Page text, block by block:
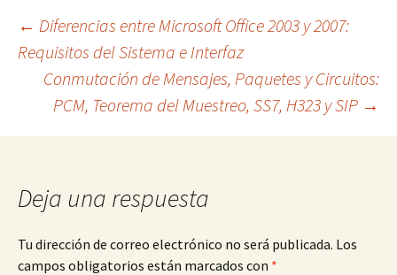
Navegación
de
entradas
← Diferencias entre Microsoft Office 2003 y 2007:
Requisitos del Sistema e Interfaz
Conmutación de Mensajes, Paquetes y Circuitos:
PCM, Teorema del Muestreo, SS7, H323 y SIP →
Deja una respuesta
Tu dirección de correo electrónico no será publicada. Los
campos obligatorios están marcados con *